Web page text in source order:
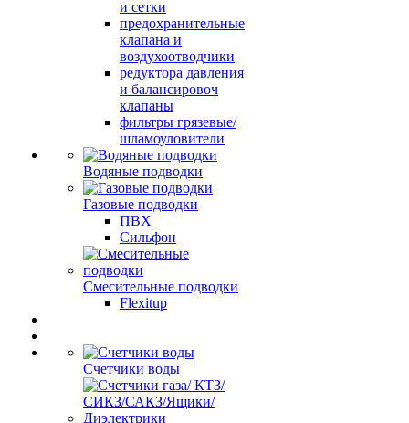
и сетки
предохранительные
клапана и
воздухоотводчики
редуктора давления
и балансировоч
клапаны
фильтры грязевые/
шламоуловители
Водяные подводки
Газовые подводки
ПВХ
Сильфон
Смесительные подводки
Flexitup
Счетчики воды